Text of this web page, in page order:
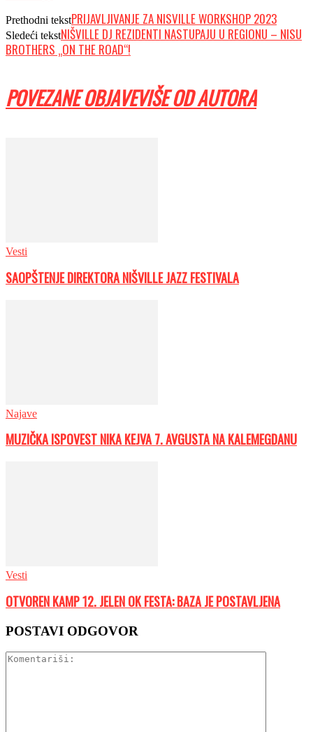
Prethodni tekstPRIJAVLJIVANJE ZA NISVILLE WORKSHOP 2023
Sledeći tekstNIŠVILLE DJ REZIDENTI NASTUPAJU U REGIONU – NISU
BROTHERS „ON THE ROAD“!
POVEZANE OBJAVEVIŠE OD AUTORA
Vesti
SAOPŠTENJE DIREKTORA NIŠVILLE JAZZ FESTIVALA
Najave
MUZIČKA ISPOVEST NIKA KEJVA 7. AVGUSTA NA KALEMEGDANU
Vesti
OTVOREN KAMP 12. JELEN OK FESTA: BAZA JE POSTAVLJENA
POSTAVI ODGOVOR